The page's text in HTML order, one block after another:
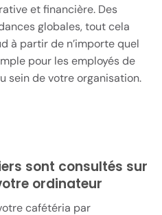
et financière. Des
globales, tout cela
à partir de n’importe quel
pour les employés de
sein de votre organisation.
sont consultés sur
ordinateur
cafétéria par